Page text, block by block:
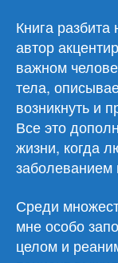
Книга
автор
важном
тела,
возникнуть и
Все это
жизни, когда
Среди
мне особо
целом и